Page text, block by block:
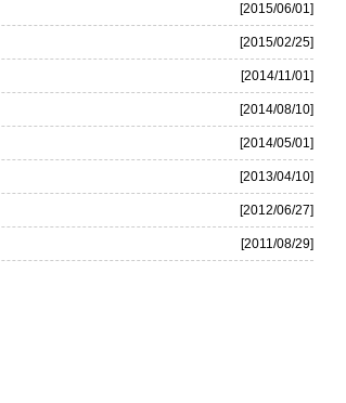
[2015/06/01]
[2015/02/25]
[2014/11/01]
[2014/08/10]
[2014/05/01]
[2013/04/10]
[2012/06/27]
[2011/08/29]